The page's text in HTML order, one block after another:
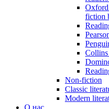
Oxford
fiction
Collins
Non-fiction
Classic
Modern
О нас